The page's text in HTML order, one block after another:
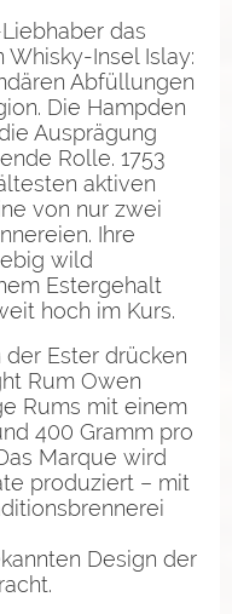
das
Insel Islay:
Abfüllungen
Die Hampden
Ausprägung
Rolle. 1753
aktiven
von nur zwei
Ihre
wild
Estergehalt
hoch im Kurs.
Ester drücken
Rum Owen
Rums mit einem
400 Gramm pro
Marque wird
produziert – mit
Design der